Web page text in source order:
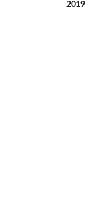
2019